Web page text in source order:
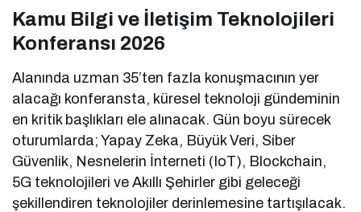
Kamu Bilgi ve İletişim Teknolojileri
Konferansı 2026
Alanında uzman 35’ten fazla konuşmacının yer
alacağı konferansta, küresel teknoloji gündeminin
en kritik başlıkları ele alınacak. Gün boyu sürecek
oturumlarda; Yapay Zeka, Büyük Veri, Siber
Güvenlik, Nesnelerin İnterneti (IoT), Blockchain,
5G teknolojileri ve Akıllı Şehirler gibi geleceği
şekillendiren teknolojiler derinlemesine tartışılacak.